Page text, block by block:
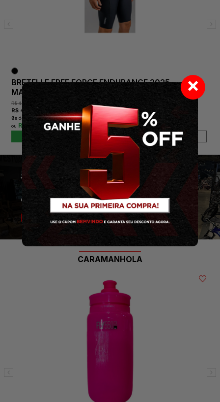
BRETELLE FREE FORCE ENDURANCE 2025
MASCULINO
R$449,00
R$ 438,90
8x de R$ 54,86 sem juros
R$ 395,01
COMPRAR
CARAMANHOLA
×